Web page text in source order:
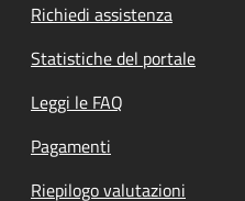
Richiedi assistenza
Statistiche del portale
Leggi le FAQ
Pagamenti
Riepilogo valutazioni